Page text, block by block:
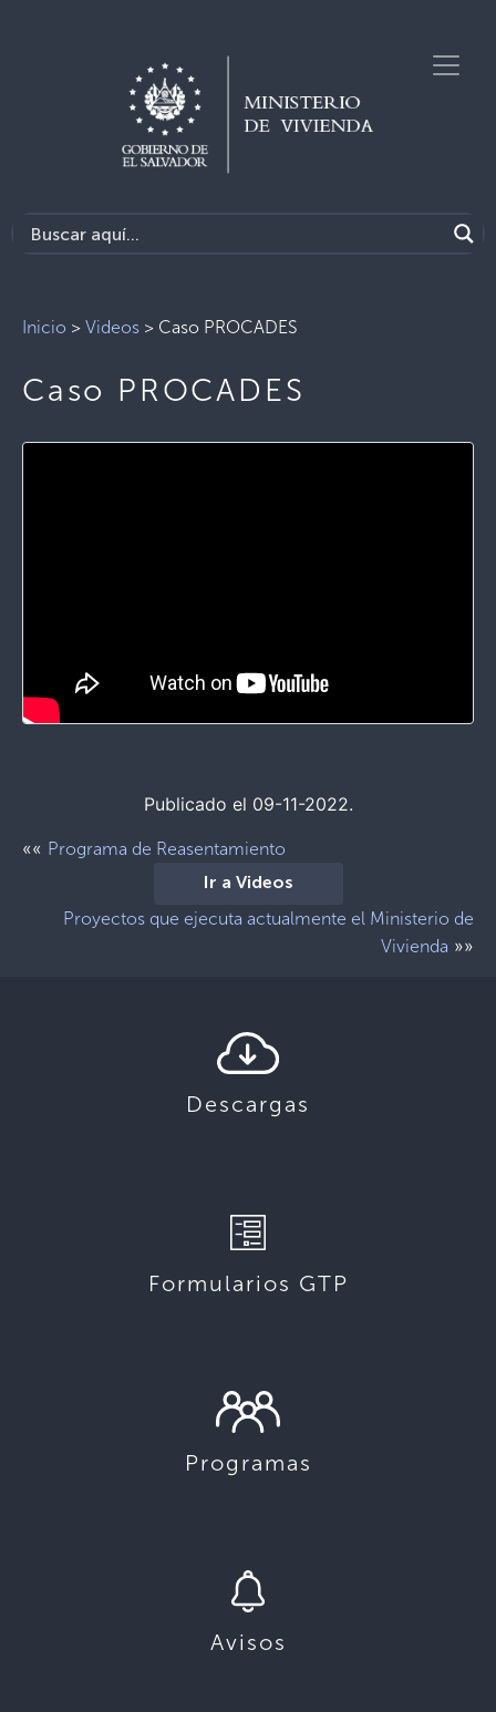
Inicio > Videos > Caso PROCADES
Caso PROCADES
Publicado el 09-11-2022.
«« Programa de Reasentamiento
Ir a Videos
Proyectos que ejecuta actualmente el Ministerio de
Vivienda »»
Descargas
Formularios GTP
Programas
Avisos